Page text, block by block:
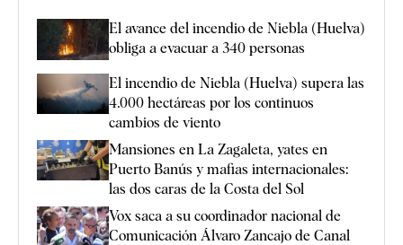
El avance del incendio de Niebla (Huelva)
obliga a evacuar a 340 personas
El incendio de Niebla (Huelva) supera las
4.000 hectáreas por los continuos
cambios de viento
Mansiones en La Zagaleta, yates en
Puerto Banús y mafias internacionales:
las dos caras de la Costa del Sol
Vox saca a su coordinador nacional de
Comunicación Álvaro Zancajo de Canal